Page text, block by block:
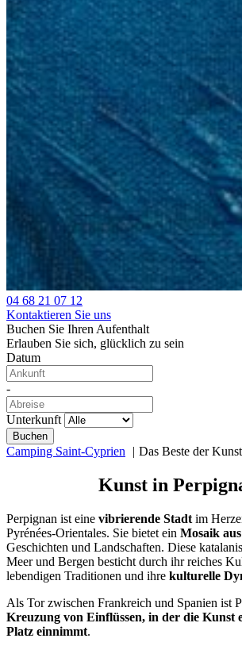
04 68 21 07 12
Kontaktieren Sie uns
Buchen Sie Ihren Aufenthalt
Erlauben Sie sich, glücklich zu sein
Datum
-
Unterkunft
Camping Saint-Cyprien Das Beste der
Kunst in
Perpignan ist eine vibrierende Stadt im
Pyrénées-Orientales. Sie bietet ein Mosaik
Geschichten und Landschaften. Diese
Meer und Bergen besticht durch ihr reiches
lebendigen Traditionen und ihre kulturelle
Als Tor zwischen Frankreich und Spanien ist
Kreuzung von Einflüssen, in der die Kunst
Platz einnimmt.